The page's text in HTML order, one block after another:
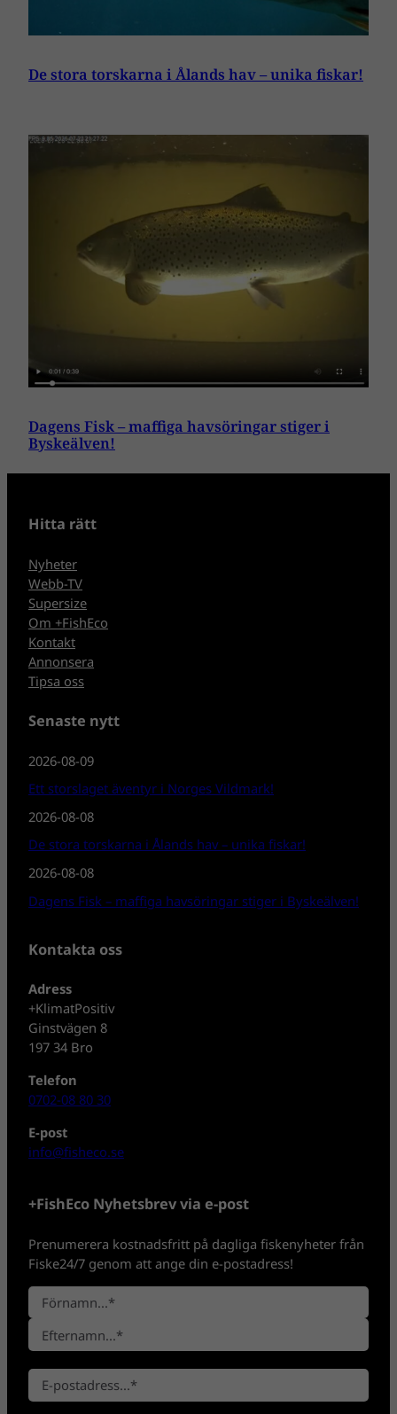
De stora torskarna i Ålands hav – unika fiskar!
Dagens Fisk – maffiga havsöringar stiger i
Byskeälven!
Hitta rätt
Nyheter
Webb-TV
Supersize
Om +FishEco
Kontakt
Annonsera
Tipsa oss
Senaste nytt
2026-08-09
Ett storslaget äventyr i Norges Vildmark!
2026-08-08
De stora torskarna i Ålands hav – unika fiskar!
2026-08-08
Dagens Fisk – maffiga havsöringar stiger i Byskeälven!
Kontakta oss
Adress
+KlimatPositiv
Ginstvägen 8
197 34 Bro
Telefon
0702-08 80 30
E-post
info@fisheco.se
+FishEco Nyhetsbrev via e-post
Prenumerera kostnadsfritt på dagliga fiskenyheter från
Fiske24/7 genom att ange din e-postadress!
N
a
n
*
F
ö
r
a
t
E
-